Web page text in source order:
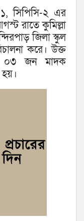
সিপিসি-২ এর
রাতে কুমিল্লা
জিলা স্কুল
করে। উক্ত
০৩ জন মাদক